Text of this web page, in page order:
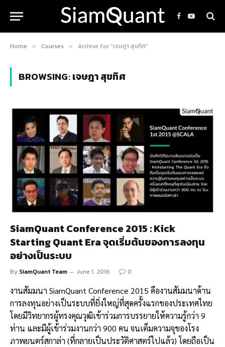
Facebook
YouTube
Home » Courses » Archive for "เจษฎา สุขทิศ"
BROWSING:เจษฎา สุขทิศ
SiamQuant Conference 2015 : Kick
Starting Quant Era จุดเริ่มต้นของการลงทุน
อย่างเป็นระบบ
By SiamQuant Team June 1, 2016 0
งานสัมมนา SiamQuant Conference 2015 คืองานสัมมนาด้าน
การลงทุนอย่างเป็นระบบที่ยิ่งใหญ่ที่สุดครั้งแรกของประเทศไทย
โดยมีวิทยากรผู้ทรงคุณวุฒิเข้าร่วมการบรรยายให้ความรู้กว่า 9
ท่าน และมีผู้เข้าร่วมงานกว่า 900 คน จนเต็มความจุของโรง
ภาพยนตร์สกาล่า (ที่กลายเป็นประวัติศาสตร์ไปแล้ว) โดยถือเป็น